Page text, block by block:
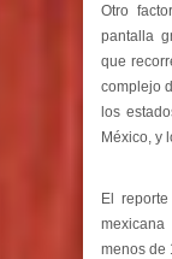
Otro
pantalla
que
complejo
los
México, y
El
menos de